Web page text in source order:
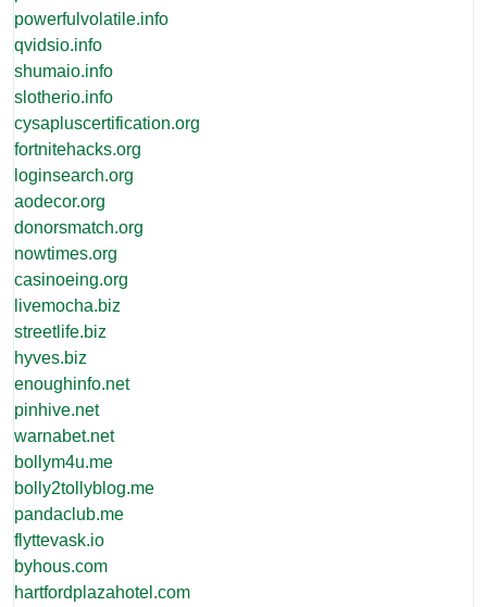
powerfulvolatile.info
qvidsio.info
shumaio.info
slotherio.info
cysapluscertification.org
fortnitehacks.org
loginsearch.org
aodecor.org
donorsmatch.org
nowtimes.org
casinoeing.org
livemocha.biz
streetlife.biz
hyves.biz
enoughinfo.net
pinhive.net
warnabet.net
bollym4u.me
bolly2tollyblog.me
pandaclub.me
flyttevask.io
byhous.com
hartfordplazahotel.com